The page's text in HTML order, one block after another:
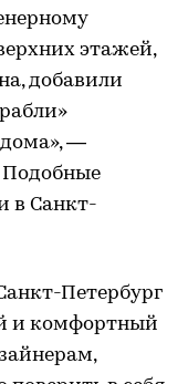
этажей,
добавили
—
Подобные
в Санкт-
Петербург
и комфортный